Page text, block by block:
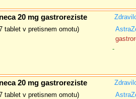
20 mg gastroreziste
tablet v pretisnem omotu)
-
20 mg gastroreziste
tablet v pretisnem omotu)